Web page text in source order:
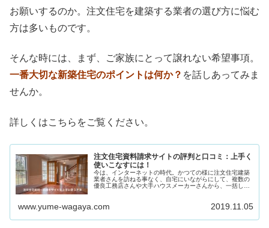
お願いするのか。注文住宅を建築する業者の選び方に悩む
方は多いものです。
そんな時には、まず、ご家族にとって譲れない希望事項。
一番大切な新築住宅のポイントは何か？ を話しあってみま
せんか。
詳しくはこちらをご覧ください。
注文住宅資料請求サイトの評判と口コミ：上手く
使いこなすには！
今は、インターネットの時代。かつての様に注文住宅建築
業者さんを訪ねる事なく、自宅にいながらにして、複数の
優良工務店さんや大手ハウスメーカーさんから、一括し
www.yume-wagaya.com 2019.11.05